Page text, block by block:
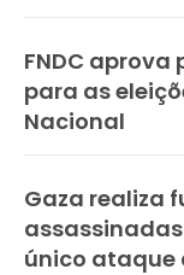
FNDC
para as
Nacional
Gaza realiza
único ataque